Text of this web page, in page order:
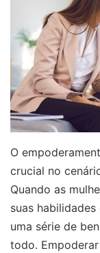
O
crucial no
Quando as
suas
uma série de
todo.